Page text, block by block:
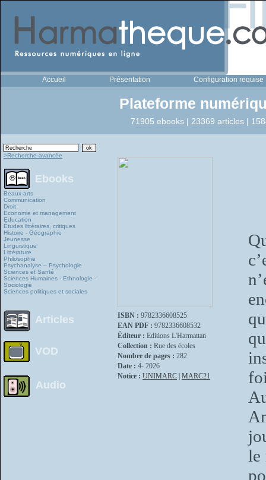
Accueil Présentation Configuration requise
Plateforme
71905 ebooks | 23369 articles |
>Recherche avancée
Ebooks
Beaux-arts
Communication
Droit
Economie et management
Education
Études littéraires, critiques
Histoire - Géographie
Jeunesse
Linguistique
Littérature
Philosophie
Psychanalyse – Psychologie
Sciences et Santé
Sciences Humaines - Ethnologie -
Sociologie
Sciences politiques et sociales
Articles
VOD
Audio
ISBN : 9782336608525
EAN PDF : 9782336608532
Éditeur : Editions L'Harmattan
Collection : Rue des écoles
Nombre de pages : 282
Date : 4- 2026
Notice : UNIMARC MARC21
le